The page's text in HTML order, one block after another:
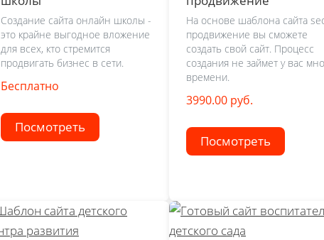
Создание сайта онлайн школы -
это крайне выгодное вложение
для всех, кто стремится
продвигать бизнес в сети.
Бесплатно
Посмотреть
На основе шаблона сайта
продвижение вы сможете
создать свой сайт. Процесс
создания не займет у вас
времени.
3990.00 руб.
Посмотреть